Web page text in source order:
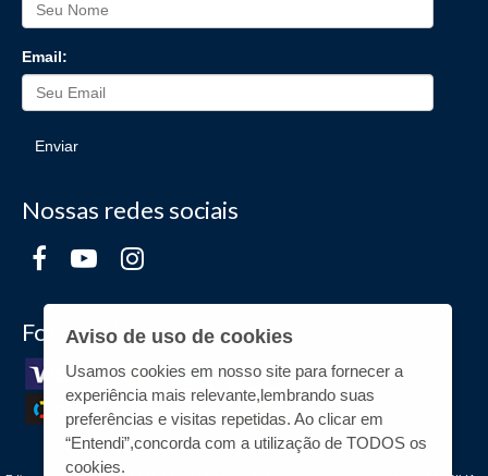
Email:
Enviar
Nossas redes sociais
Formas de Pagamento
Aviso de uso de cookies
Usamos cookies em nosso site para fornecer a
experiência mais relevante,lembrando suas
preferências e visitas repetidas. Ao clicar em
“Entendi”,concorda com a utilização de TODOS os
cookies.